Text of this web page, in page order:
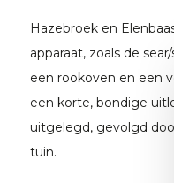
Hazebroek en
apparaat, zoals de
een rookoven en een
een korte, bondige
uitgelegd, gevolgd
tuin.